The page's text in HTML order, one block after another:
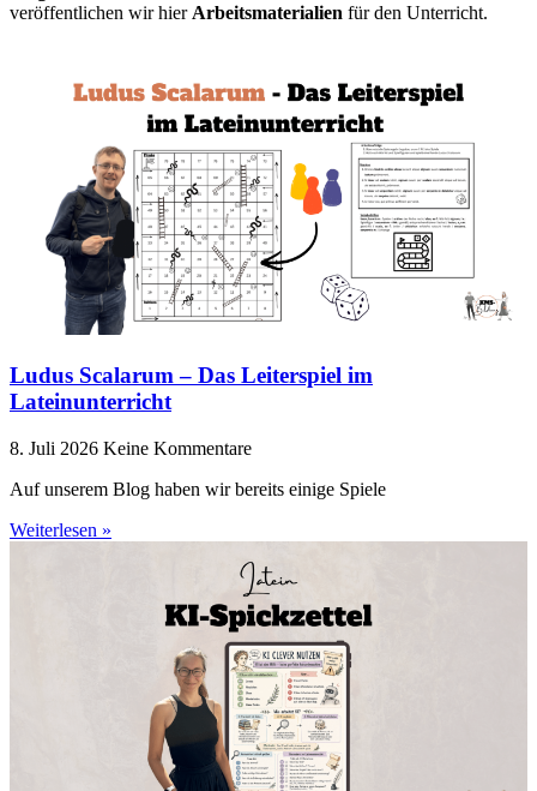
veröffentlichen wir hier Arbeitsmaterialien für den Unterricht.
Ludus Scalarum – Das Leiterspiel im
Lateinunterricht
8. Juli 2026 Keine Kommentare
Auf unserem Blog haben wir bereits einige Spiele
Weiterlesen »